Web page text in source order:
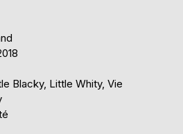
Blacky, Little Whity, Vie